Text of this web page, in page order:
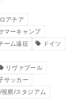
アチア
マーキャンプ
ーム遠征
ドイツ
リヴァプール
サッカー
視察/スタジアム